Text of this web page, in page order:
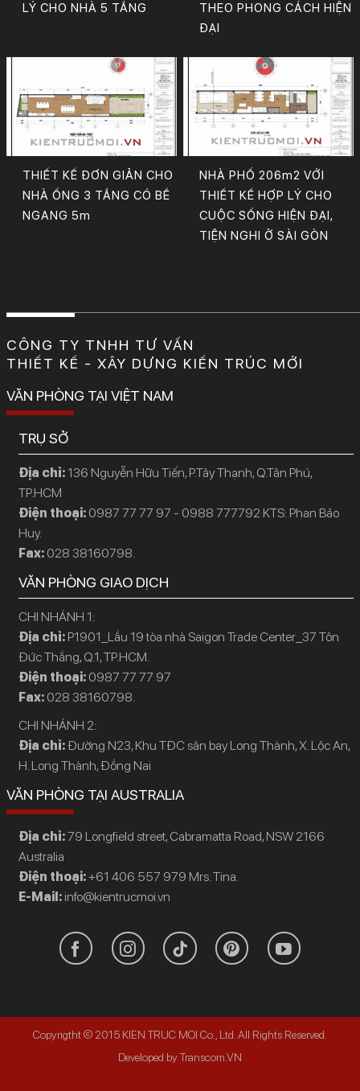
LÝ CHO NHÀ 5 TẦNG
THEO PHONG CÁCH HIỆN
ĐẠI
THIẾT KẾ ĐƠN GIẢN CHO
NHÀ ỐNG 3 TẦNG CÓ BỀ
NGANG 5m
NHÀ PHỐ 206m2 VỚI
THIẾT KẾ HỢP LÝ CHO
CUỘC SỐNG HIỆN ĐẠI,
TIỆN NGHI Ở SÀI GÒN
CÔNG TY TNHH TƯ VẤN
THIẾT KẾ - XÂY DỰNG KIẾN TRÚC MỚI
VĂN PHÒNG TẠI VIỆT NAM
TRỤ SỞ
Địa chỉ: 136 Nguyễn Hữu Tiến, P.Tây Thạnh, Q.Tân Phú,
TP.HCM
Điện thoại: 0987 77 77 97 - 0988 777792 KTS: Phan Bảo
Huy.
Fax: 028 38160798.
VĂN PHÒNG GIAO DỊCH
CHI NHÁNH 1:
Địa chỉ: P1901_Lầu 19 tòa nhà Saigon Trade Center_37 Tôn
Đức Thắng, Q.1, TP.HCM.
Điện thoại: 0987 77 77 97
Fax: 028 38160798.
CHI NHÁNH 2:
Địa chỉ:Đường N23, Khu TĐC sân bay Long Thành, X. Lộc An,
H. Long Thành, Đồng Nai
VĂN PHÒNG TẠI AUSTRALIA
Địa chỉ:79 Longfield street, Cabramatta Road, NSW 2166
Australia
Điện thoại:+61 406 557 979 Mrs. Tina.
E-Mail: info@kientrucmoi.vn
Developed by Transcom.VN
Copyrigtht © 2015 KIEN TRUC MOI Co., Ltd. All Rights Reserved.